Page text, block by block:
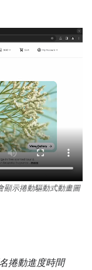
顯示捲動驅動式動畫圖
捲動進度時間